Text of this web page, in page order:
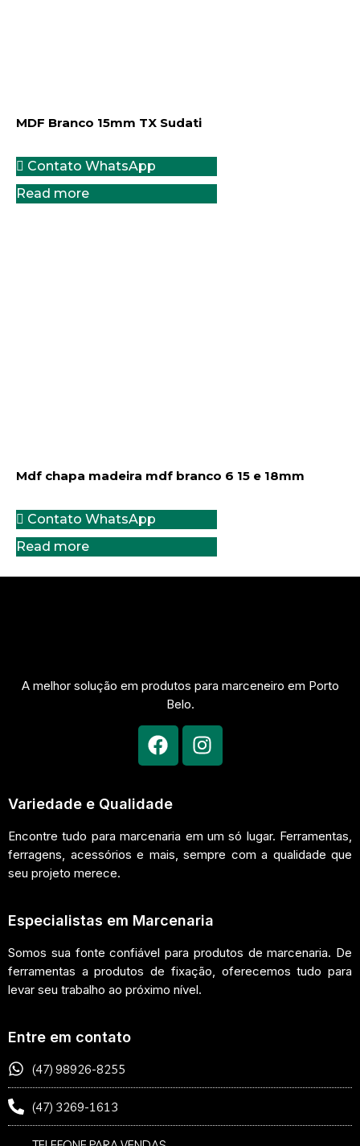
MDF Branco 15mm TX Sudati
Contato WhatsApp
Read more
Mdf chapa madeira mdf branco 6 15 e 18mm
Contato WhatsApp
Read more
A melhor solução em produtos para marceneiro em Porto
Belo.
Variedade e Qualidade
Encontre tudo para marcenaria em um só lugar. Ferramentas,
ferragens, acessórios e mais, sempre com a qualidade que
seu projeto merece.
Especialistas em Marcenaria
Somos sua fonte confiável para produtos de marcenaria. De
ferramentas a produtos de fixação, oferecemos tudo para
levar seu trabalho ao próximo nível.
Entre em contato
(47) 98926-8255
(47) 3269-1613